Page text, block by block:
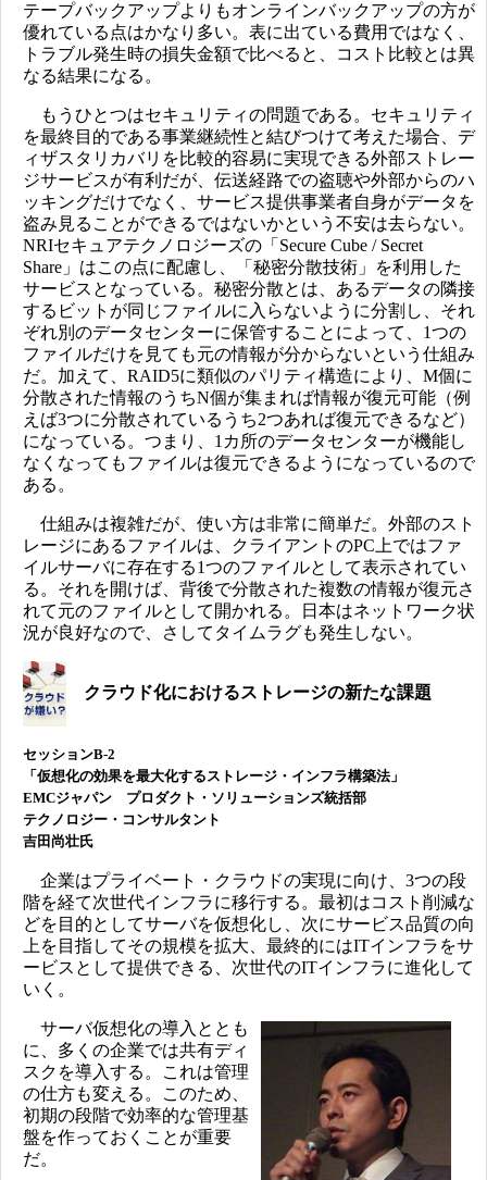
テープバックアップよりもオンラインバックアップの方が
優れている点はかなり多い。表に出ている費用ではなく、
トラブル発生時の損失金額で比べると、コスト比較とは異
なる結果になる。
もうひとつはセキュリティの問題である。セキュリティ
を最終目的である事業継続性と結びつけて考えた場合、デ
ィザスタリカバリを比較的容易に実現できる外部ストレー
ジサービスが有利だが、伝送経路での盗聴や外部からのハ
ッキングだけでなく、サービス提供事業者自身がデータを
盗み見ることができるではないかという不安は去らない。
NRIセキュアテクノロジーズの「Secure Cube / Secret
Share」はこの点に配慮し、「秘密分散技術」を利用した
サービスとなっている。秘密分散とは、あるデータの隣接
するビットが同じファイルに入らないように分割し、それ
ぞれ別のデータセンターに保管することによって、1つの
ファイルだけを見ても元の情報が分からないという仕組み
だ。加えて、RAID5に類似のパリティ構造により、M個に
分散された情報のうちN個が集まれば情報が復元可能（例
えば3つに分散されているうち2つあれば復元できるなど）
になっている。つまり、1カ所のデータセンターが機能し
なくなってもファイルは復元できるようになっているので
ある。
仕組みは複雑だが、使い方は非常に簡単だ。外部のスト
レージにあるファイルは、クライアントのPC上ではファ
イルサーバに存在する1つのファイルとして表示されてい
る。それを開けば、背後で分散された複数の情報が復元さ
れて元のファイルとして開かれる。日本はネットワーク状
況が良好なので、さしてタイムラグも発生しない。
クラウド化におけるストレージの新たな課題
セッションB-2
「仮想化の効果を最大化するストレージ・インフラ構築法」
EMCジャパン プロダクト・ソリューションズ統括部
テクノロジー・コンサルタント
吉田尚壮氏
企業はプライベート・クラウドの実現に向け、3つの段
階を経て次世代インフラに移行する。最初はコスト削減な
どを目的としてサーバを仮想化し、次にサービス品質の向
上を目指してその規模を拡大、最終的にはITインフラをサ
ービスとして提供できる、次世代のITインフラに進化して
いく。
サーバ仮想化の導入ととも
に、多くの企業では共有ディ
スクを導入する。これは管理
の仕方も変える。このため、
初期の段階で効率的な管理基
盤を作っておくことが重要
だ。